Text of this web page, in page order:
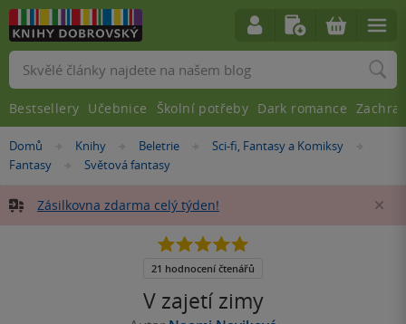
Nacházíte
se
Domů »
Knihy »Beletrie »
Sci-fi, Fantasy a Komiksy
Fantasy »
Světová fantasy
Zásilkovna zdarma celý týden!
V zajetí zimy
4.9
5
21 hodnocení čtenářů
Vyhledávání
Bestsellery Učebnice Školní potřeby Dark romance